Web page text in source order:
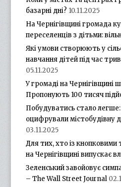
базарні дні? 10.11.2025
На Чернігівщині громада
переселенців з дітьми:
Які умови створюють у
навчання дітей під час
05.11.2025
У громаді на Чернігівщині
Пропонують 100 тисяч
Побудуватись стало
оцифрували містобудівну
03.11.2025
Для тих, хто із
на Чернігівщині випускає
Зеленський завойовує
– The Wall Street Journal